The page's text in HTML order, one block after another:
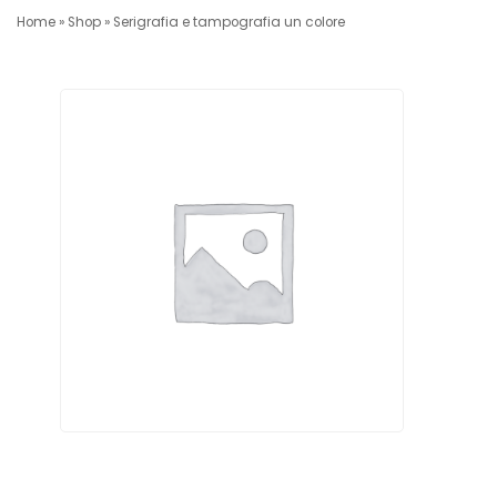
Home » Shop » Serigrafia e tampografia un colore